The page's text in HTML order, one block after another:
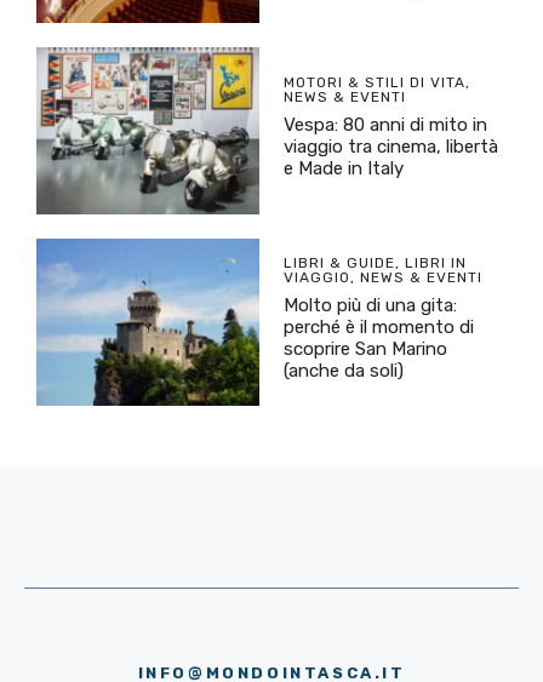
MOTORI & STILI DI VITA,
NEWS & EVENTI
Vespa: 80 anni di mito in
viaggio tra cinema, libertà
e Made in Italy
LIBRI & GUIDE, LIBRI IN
VIAGGIO, NEWS & EVENTI
Molto più di una gita:
perché è il momento di
scoprire San Marino
(anche da soli)
INFO@MONDOINTASCA.IT